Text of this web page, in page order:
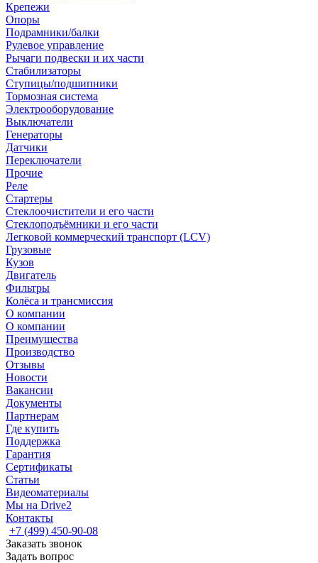
Крепежи
Опоры
Подрамники/балки
Рулевое управление
Рычаги подвески и их части
Стабилизаторы
Ступицы/подшипники
Тормозная система
Электрооборудование
Выключатели
Генераторы
Датчики
Переключатели
Прочие
Реле
Стартеры
Стеклоочистители и его части
Стеклоподъёмники и его части
Легковой коммерческий транспорт (LCV)
Грузовые
Кузов
Двигатель
Фильтры
Колёса и трансмиссия
О компании
О компании
Преимущества
Производство
Отзывы
Новости
Вакансии
Документы
Партнерам
Где купить
Поддержка
Гарантия
Сертификаты
Статьи
Видеоматериалы
Мы на Drive2
Контакты
+7 (499) 450-90-08
Заказать звонок
Задать вопрос